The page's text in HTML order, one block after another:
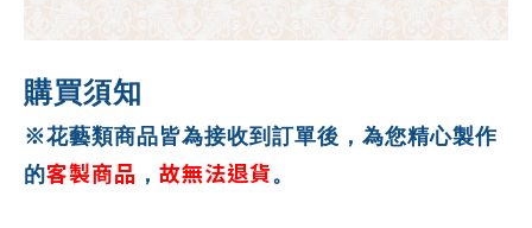
購買須知
※花藝類商品皆為接收到訂單後，為您精心製作
的客製商品 ， 故無法退貨。